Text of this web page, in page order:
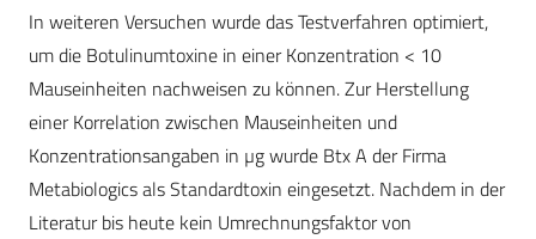
In weiteren Versuchen wurde das Testverfahren optimiert,
um die Botulinumtoxine in einer Konzentration < 10
Mauseinheiten nachweisen zu können. Zur Herstellung
einer Korrelation zwischen Mauseinheiten und
Konzentrationsangaben in µg wurde Btx A der Firma
Metabiologics als Standardtoxin eingesetzt. Nachdem in der
Literatur bis heute kein Umrechnungsfaktor von